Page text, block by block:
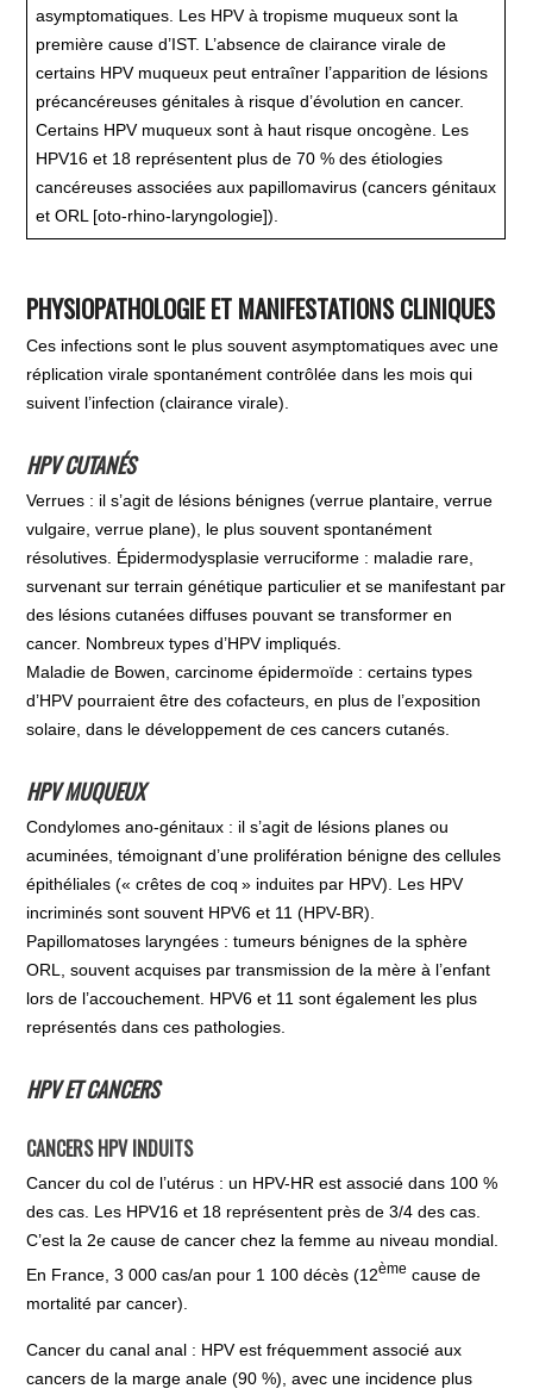
asymptomatiques. Les HPV à tropisme muqueux sont la
première cause d’IST. L’absence de clairance virale de
certains HPV muqueux peut entraîner l’apparition de lésions
précancéreuses génitales à risque d’évolution en cancer.
Certains HPV muqueux sont à haut risque oncogène. Les
HPV16 et 18 représentent plus de 70 % des étiologies
cancéreuses associées aux papillomavirus (cancers génitaux
et ORL [oto-rhino-laryngologie]).
PHYSIOPATHOLOGIE ET MANIFESTATIONS CLINIQUES
Ces infections sont le plus souvent asymptomatiques avec une
réplication virale spontanément contrôlée dans les mois qui
suivent l’infection (clairance virale).
HPV CUTANÉS
Verrues : il s’agit de lésions bénignes (verrue plantaire, verrue
vulgaire, verrue plane), le plus souvent spontanément
résolutives. Épidermodysplasie verruciforme : maladie rare,
survenant sur terrain génétique particulier et se manifestant par
des lésions cutanées diffuses pouvant se transformer en
cancer. Nombreux types d’HPV impliqués.
Maladie de Bowen, carcinome épidermoïde : certains types
d’HPV pourraient être des cofacteurs, en plus de l’exposition
solaire, dans le développement de ces cancers cutanés.
HPV MUQUEUX
Condylomes ano-génitaux : il s’agit de lésions planes ou
acuminées, témoignant d’une prolifération bénigne des cellules
épithéliales (« crêtes de coq » induites par HPV). Les HPV
incriminés sont souvent HPV6 et 11 (HPV-BR).
Papillomatoses laryngées : tumeurs bénignes de la sphère
ORL, souvent acquises par transmission de la mère à l’enfant
lors de l’accouchement. HPV6 et 11 sont également les plus
représentés dans ces pathologies.
HPV ET CANCERS
CANCERS HPV INDUITS
Cancer du col de l’utérus : un HPV-HR est associé dans 100 %
des cas. Les HPV16 et 18 représentent près de 3/4 des cas.
C’est la 2e cause de cancer chez la femme au niveau mondial.
En France, 3 000 cas/an pour 1 100 décès (12ème cause de
mortalité par cancer).
Cancer du canal anal : HPV est fréquemment associé aux
cancers de la marge anale (90 %), avec une incidence plus